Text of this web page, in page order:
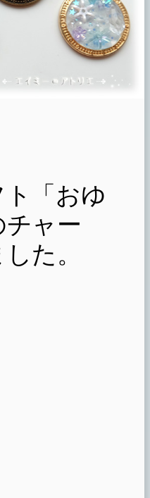
「おゆ
ャー
た。